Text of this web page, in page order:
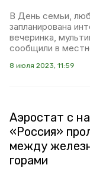
В День семьи,
запланирована
вечеринка,
сообщили в
8 июля 2023, 11:59
Аэростат с
«Россия»
между
горами